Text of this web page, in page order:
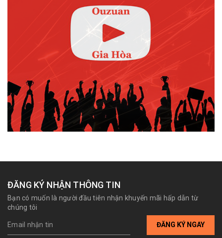
ĐĂNG KÝ NHẬN THÔNG TIN
Bạn có muốn là người đầu tiên nhận khuyến mãi hấp dẫn từ
chúng tôi
ĐĂNG KÝ NGAY